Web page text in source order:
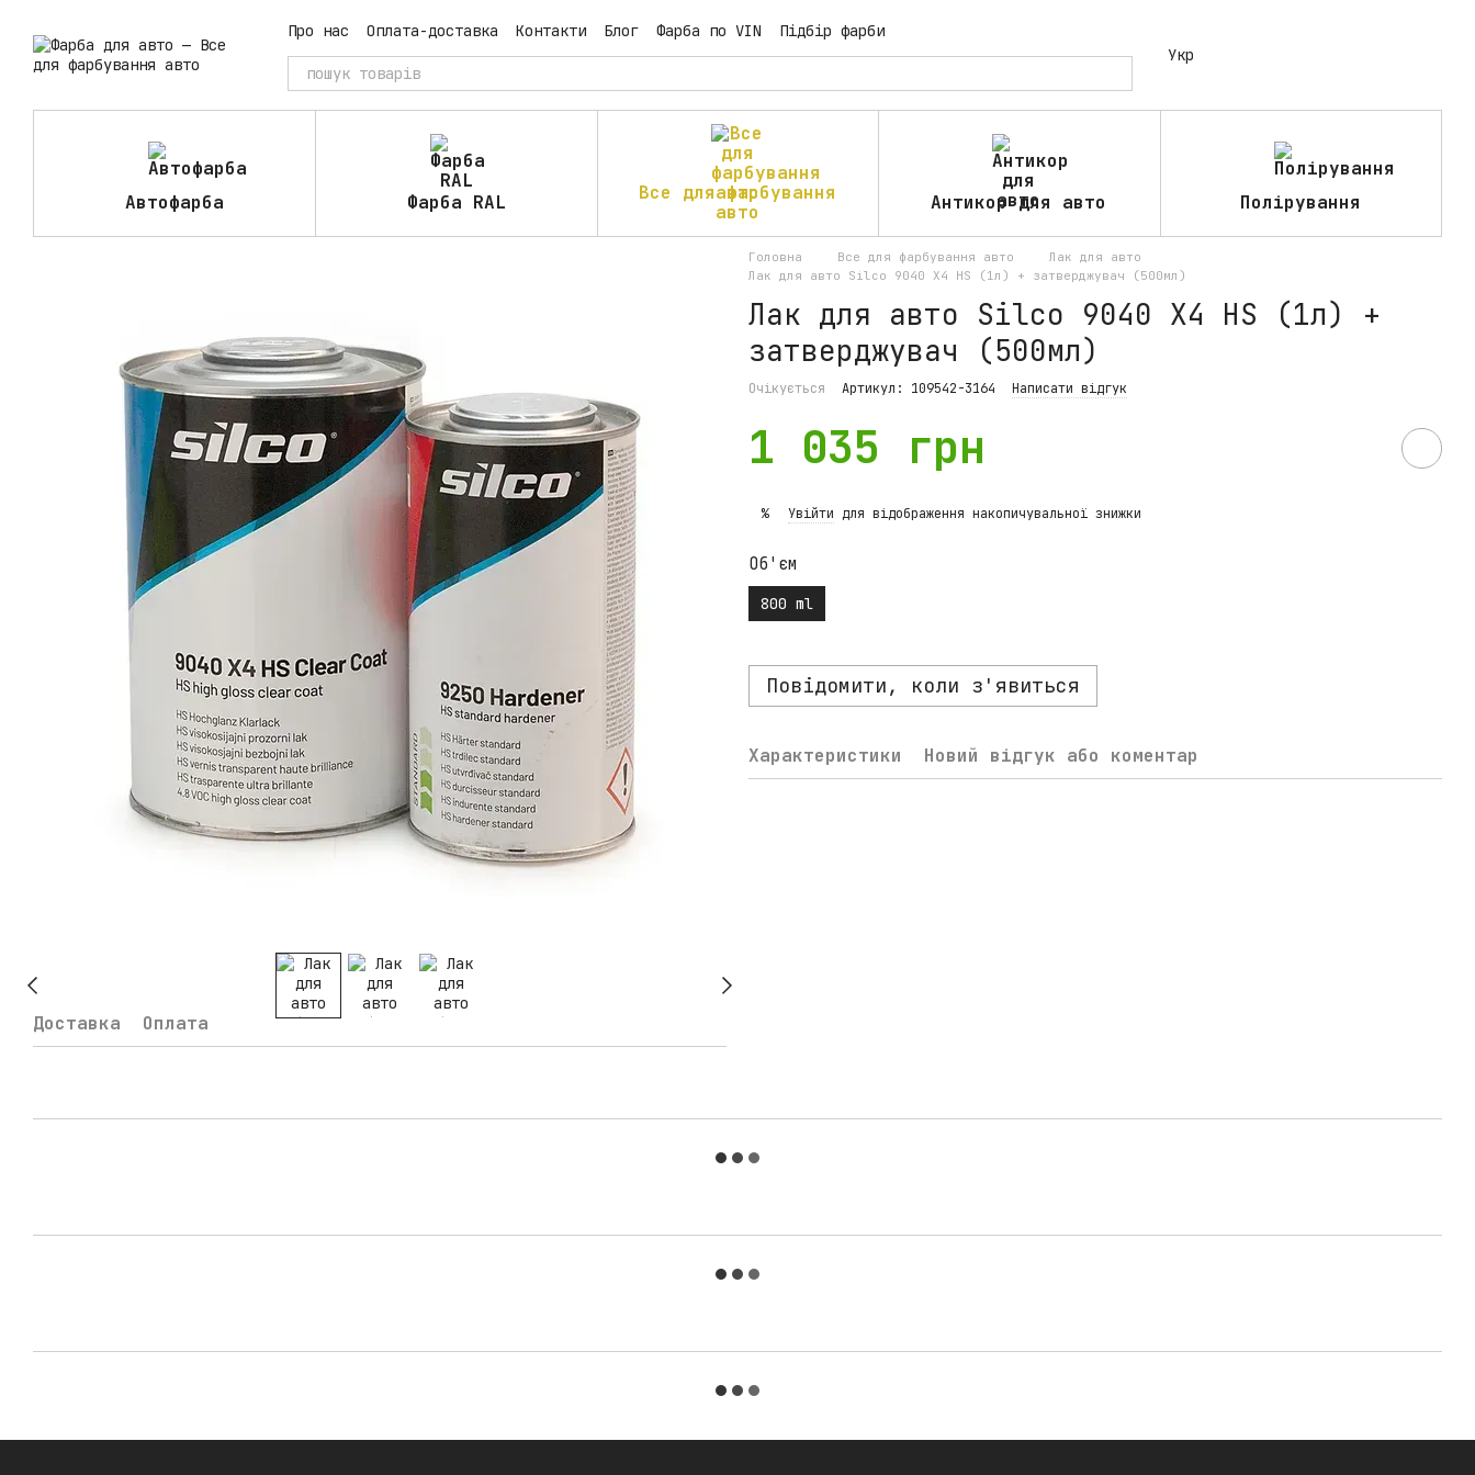
Про нас Оплата-доставка Контакти Блог Фарба по VIN
Підбір фарби
Укр
Автофарба Фарба RAL
Все для фарбування
авто
Антикор для авто Полірування
Доставка Оплата
Головна Все для фарбування авто
Лак для авто
Лак для авто Silco 9040 X4 HS (1л) + затверджувач (500мл)
Лак для авто Silco 9040 X4 HS (1л) +
затверджувач (500мл)
Очікується Артикул: 109542-3164 Написати відгук
1 035 грн
% Увійти для відображення накопичувальної знижки
Об'єм
800 ml
Повідомити, коли з'явиться
Характеристики Новий відгук або коментар